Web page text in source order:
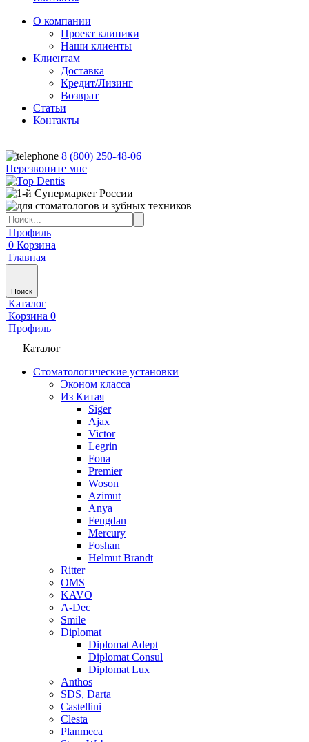
О компании
Проект клиники
Наши клиенты
Клиентам
Доставка
Кредит/Лизинг
Возврат
Статьи
Контакты
8 (800) 250-48-06
Перезвоните мне
Профиль
0 Корзина
Главная
Поиск
Каталог
Корзина 0
Профиль
Каталог
Стоматологические установки
Эконом класса
Из Китая
Siger
Ajax
Victor
Legrin
Fona
Premier
Woson
Azimut
Anya
Fengdan
Mercury
Foshan
Helmut Brandt
Ritter
OMS
KAVO
A-Dec
Smile
Diplomat
Diplomat Adept
Diplomat Consul
Diplomat Lux
Anthos
SDS, Darta
Castellini
Clesta
Planmeca